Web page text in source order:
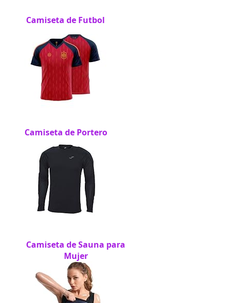
Camiseta de Futbol
Camiseta de Portero
Camiseta de Sauna para
Mujer